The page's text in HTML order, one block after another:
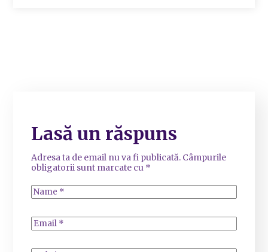
Lasă un răspuns
Adresa ta de email nu va fi publicată. Câmpurile
obligatorii sunt marcate cu *